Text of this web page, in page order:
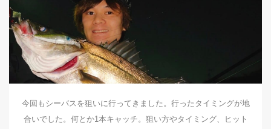
今回もシーバスを狙いに行ってきました。行ったタイミングが地
合いでした。何とか1本キャッチ。狙い方やタイミング、ヒット